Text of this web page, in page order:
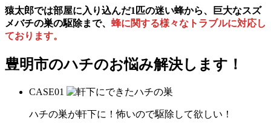
猿太郎では部屋に入り込んだ1匹の迷い蜂から、巨大なスズ
メバチの巣の駆除まで、 蜂に関する様々なトラブルに対応し
ております。
豊明市のハチのお悩み解決します！
CASE01
ハチの巣が軒下に！怖いので駆除して欲しい！